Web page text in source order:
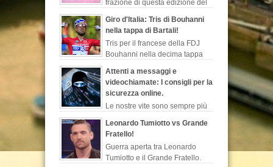
frazione di questa edizione del
tappa più lunga di questa corsa rosa, 249 ...
Giro d'Italia: Tris di Bouhanni
nella tappa di Bartali!
Tris per il francese della FDJ
Bouhanni nella decima tappa
all'indimenticabile Gino Bartali, sempre più l...
Attenti a messaggi e
videochiamate: I consigli per la
sicurezza online.
Le nostre vite sono sempre più
notizie sul programma di sorveglianza e
spionaggio degli Stati Uniti rivelate ...
Leonardo Tumiotto vs Grande
Fratello!
Guerra aperta tra Leonardo
Tumiotto e il Grande Fratello.